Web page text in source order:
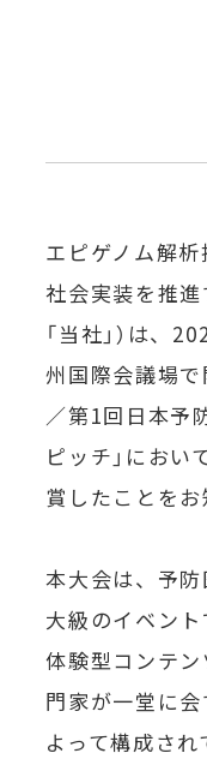
エピゲノム解
社会実装を推
「当社」）は、
州国際会議場
／第1回日本予
ピッチ」におい
賞したことをお
本大会は、予
大級のイベン
体験型コンテン
門家が一堂に会
よって構成され